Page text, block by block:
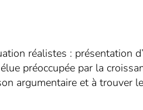
réalistes : présentation
préoccupée par la
argumentaire et à trouver